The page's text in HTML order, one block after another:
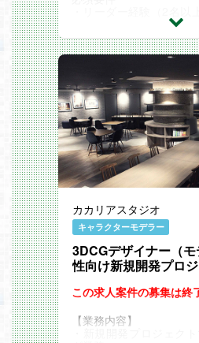
キャリアパスの広がり
今後組織拡大に伴いチー
いくため、実績次第では
ポジションにステップア
があります。将来的にマ
責任者といったキャリア
いくことも可能です。
▼会社説明資料
※会社全体に関する詳細
ください
現場のニーズを開発・マ
し、新機能開発やプロダ
【具体的なプロジェクト
産業DX：製造業・建築
タルツインを活用したデ
施設管理や技術継承
※プロジェクトに関す
は、「クラスター、デジ
ジカルAI・調査の3領域
ぜひご覧ください。
働き方について
当社は子育て中の社員も
スタートアップで、柔軟
す。例えば：
16:00）導入
週2日のリモートワーク（
男女問わず産休・育休の
ポジションの魅力は？
最先端イノベーションへ
世の中にまだ答えのない
リーアダプターである大
革新的プロジェクトを仕
ます。
営業＋αの成長機会
・UnrealEngineでの開発
・PS5、Switch2など主
・Houdini使用経験
歓迎スキル
・最適化作業経験
・後輩や若手の育成、指
雇用形態
正社員
※ご経験やスキルに応じ
示となる場合がございま
カカリアスタジオ
キャラクターモデラー
3DCGデザイナー（
性向け新規開発プロジ
この求人案件の募集は終
【業務内容】